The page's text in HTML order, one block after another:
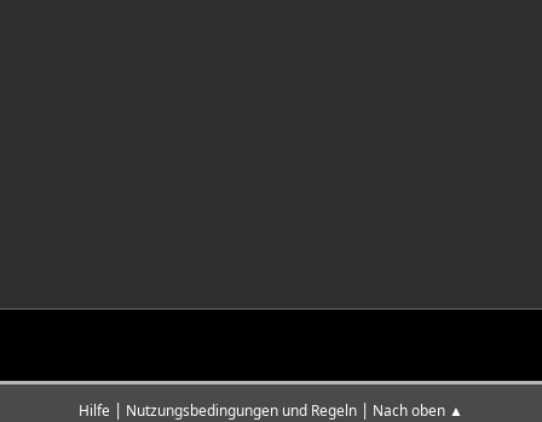
Hilfe | Nutzungsbedingungen und Regeln | Nach oben ▲